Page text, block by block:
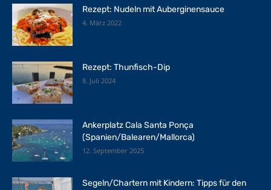
Rezept: Nudeln mit Auberginensauce
4. März 2022
Rezept: Thunfisch-Dip
8. Juli 2024
Ankerplatz Cala Santa Ponça
(Spanien/Balearen/Mallorca)
12. September 2025
Segeln/Chartern mit Kindern: Tipps für den